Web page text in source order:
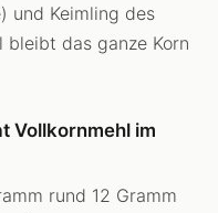
und Keimling des
bleibt das ganze Korn
Vollkornmehl im
rund 12 Gramm